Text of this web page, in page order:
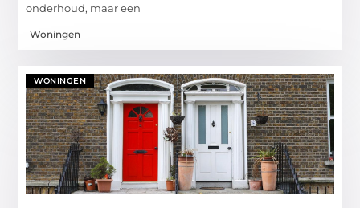
onderhoud, maar een
Woningen
WONINGEN